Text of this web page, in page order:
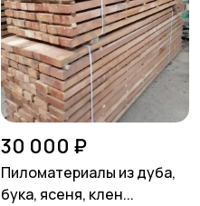
30 000 ₽
Пиломатериалы из дуба,
бука, ясеня, клен...